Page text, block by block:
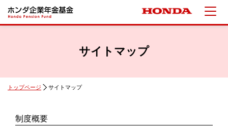
サイトマップ
トップページ サイトマップ
制度概要